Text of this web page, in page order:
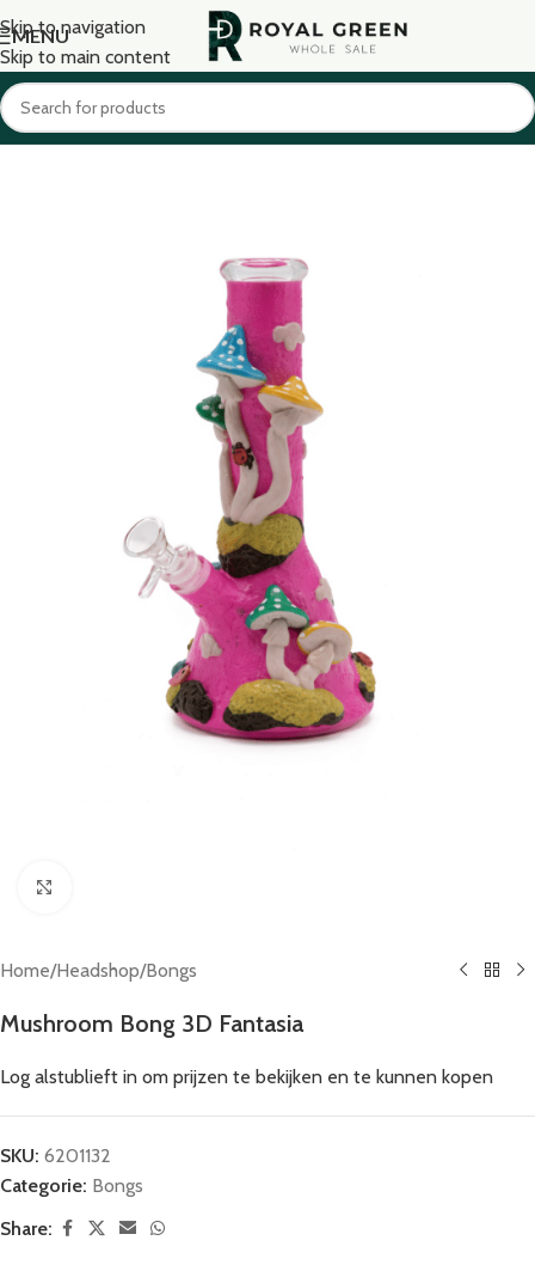
Skip to navigation
Skip to main content
MENU
Home/Headshop/Bongs
Mushroom Bong 3D Fantasia
Log alstublieft in om prijzen te bekijken en te kunnen kopen
SKU: 6201132
Categorie: Bongs
Share: